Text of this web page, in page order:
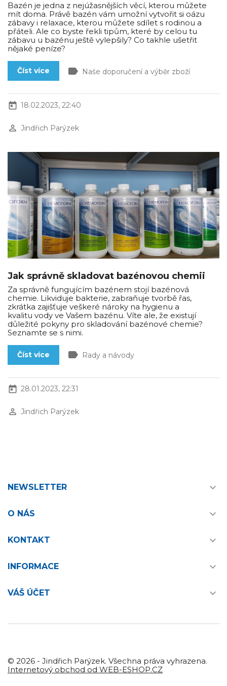
Bazén je jedna z nejúžasnějších věcí, kterou můžete
mít doma. Právě bazén vám umožní vytvořit si oázu
zábavy i relaxace, kterou můžete sdílet s rodinou a
přáteli. Ale co byste řekli tipům, které by celou tu
zábavu u bazénu ještě vylepšily? Co takhle ušetřit
nějaké peníze?
Číst více label Naše doporučení a výběr zboží
today 18.02.2023, 22:40
perm_identity Jindřich Parýzek
Jak správně skladovat bazénovou chemii
Za správně fungujícím bazénem stojí bazénová
chemie. Likviduje bakterie, zabraňuje tvorbě řas,
zkrátka zajišťuje veškeré nároky na hygienu a
kvalitu vody ve Vašem bazénu. Víte ale, že existují
důležité pokyny pro skladování bazénové chemie?
Seznamte se s nimi.
Číst více label Rady a návody
today 28.01.2023, 22:31
perm_identity Jindřich Parýzek
NEWSLETTER 
O NÁS 
KONTAKT 
INFORMACE 
VÁŠ ÚČET 
© 2026 - Jindřich Parýzek. Všechna práva vyhrazena.
Internetový obchod od WEB-ESHOP.CZ